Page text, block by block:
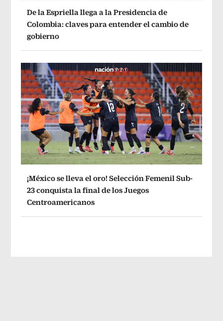
De la Espriella llega a la Presidencia de
Colombia: claves para entender el cambio de
gobierno
¡México se lleva el oro! Selección Femenil Sub-
23 conquista la final de los Juegos
Centroamericanos